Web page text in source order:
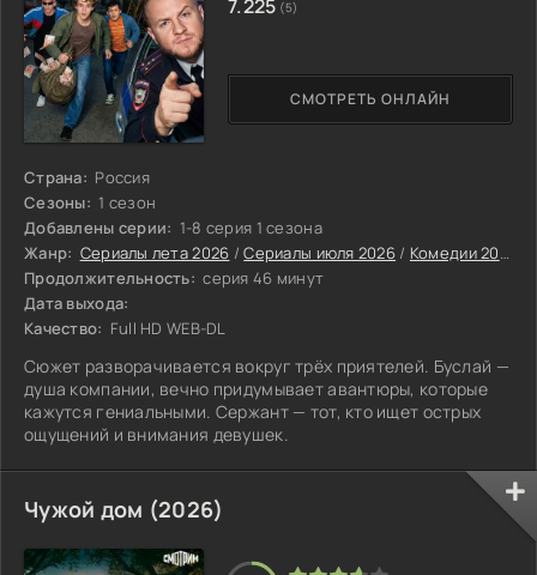
Страна: Россия
Сезоны: 1 сезон
Добавлены серии: 1-8 серия 1 сезона
Жанр: Сериалы лета 2026 /Сериалы июля 2026 / Комедии 2026
Продолжительность: серия 46 минут
Дата выхода:
Качество: Full HD WEB-DL
Сюжет разворачивается вокруг трёх приятелей. Буслай —
душа компании, вечно придумывает авантюры, которые
кажутся гениальными. Сержант — тот, кто ищет острых
ощущений и внимания девушек.
СМОТРЕТЬ ОНЛАЙН
7.225 (5)
Чужой дом (2026)